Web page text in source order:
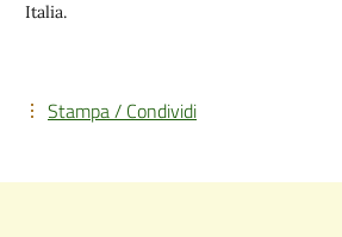
Italia.
Stampa / Condividi